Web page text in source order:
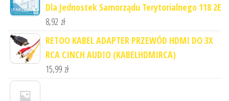
Dla Jednostek Samorządu Terytorialnego 118 2E
8,92 zł
RETOO KABEL ADAPTER PRZEWÓD HDMI DO 3X
RCA CINCH AUDIO (KABELHDMIRCA)
15,99 zł